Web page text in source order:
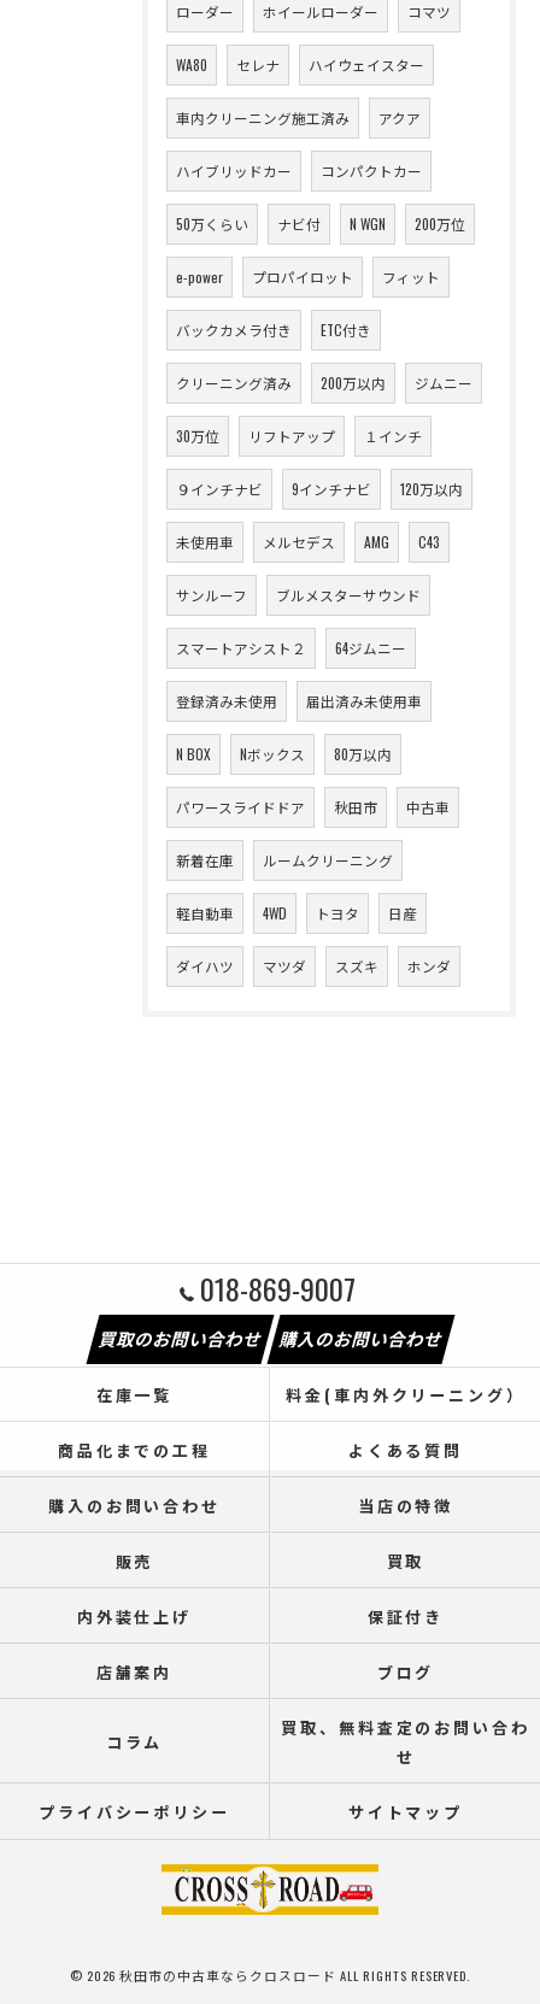
ローダー ホイールローダー コマツ
WA80 セレナ ハイウェイスター
車内クリーニング施工済み アクア
ハイブリッドカー コンパクトカー
50万くらい ナビ付 N WGN 200万位
e-power プロパイロット フィット
バックカメラ付き ETC付き
クリーニング済み 200万以内 ジムニー
30万位 リフトアップ １インチ
９インチナビ 9インチナビ 120万以内
未使用車 メルセデス AMG C43
サンルーフ ブルメスターサウンド
スマートアシスト２ 64ジムニー
登録済み未使用 届出済み未使用車
N BOX Nボックス 80万以内
パワースライドドア 秋田市 中古車
新着在庫 ルームクリーニング
軽自動車 4WD トヨタ 日産
ダイハツ マツダ スズキ ホンダ
018-869-9007
買取のお問い合わせ 購入のお問い合わせ
在庫一覧 料金(車内外クリーニング）
商品化までの工程 よくある質問
購入のお問い合わせ 当店の特徴
販売 買取
内外装仕上げ 保証付き
店舗案内 ブログ
コラム
買取、無料査定のお問い合わ
せ
プライバシーポリシー サイトマップ
© 2026 秋田市の中古車ならクロスロード ALL RIGHTS RESERVED.